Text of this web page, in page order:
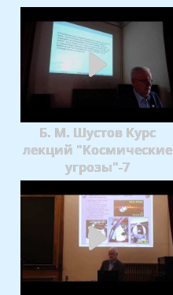
Б. М. Шустов Курс
лекций "Космические
угрозы"-7